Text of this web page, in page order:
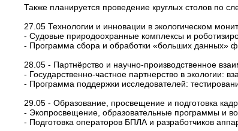
Также планируется проведение круглых столов по
27.05 Технологии и инновации в экологическом
- Судовые природоохранные комплексы и
- Программа сбора и обработки «больших данных»
28.05 - Партнёрство и научно-производственное
- Государственно-частное партнерство в экологии:
- Программа поддержки исследователей:
29.05 - Образование, просвещение и подготовка
- Экопросвещение, образовательные программы и
- Подготовка операторов БПЛА и разработчиков